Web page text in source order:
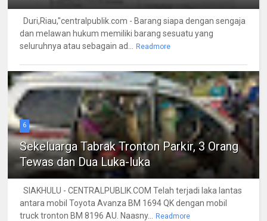
Duri,Riau,"centralpublik.com - Barang siapa dengan sengaja
dan melawan hukum memiliki barang sesuatu yang
seluruhnya atau sebagain ad...
Readmore
6
Sekeluarga Tabrak Tronton Parkir, 3 Orang
Tewas dan Dua Luka-luka
SIAKHULU - CENTRALPUBLIK.COM Telah terjadi laka lantas
antara mobil Toyota Avanza BM 1694 QK dengan mobil
truck tronton BM 8196 AU. Naasny...
Readmore